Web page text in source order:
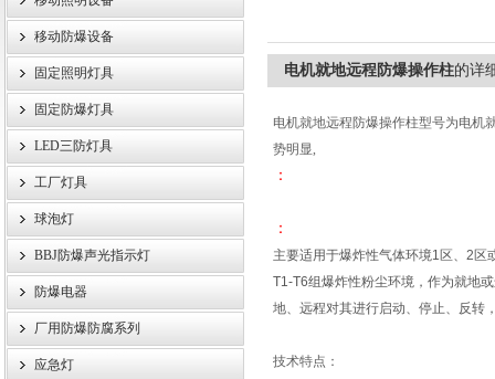
浙江旗本电气有限公司
移动防爆设备
固定照明灯具
固定防爆灯具
LED三防灯具
工厂灯具
球泡灯
BBJ防爆声光指示灯
防爆电器
厂用防爆防腐系列
应急灯
电机就地远程防爆操作柱的详
电机就地远程防爆操作柱型号为电机
势明显,
：
：
主要适用于爆炸性气体环境1区、2
T1-T6组爆炸性粉尘环境，作为就地
地、远程对其进行启动、停止、反转
技术特点：